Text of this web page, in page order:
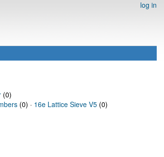
log in
(0)
(0) · 16e Lattice Sieve V5 (0)